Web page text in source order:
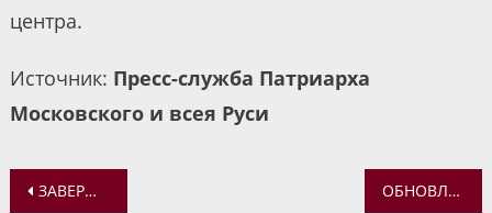
центра.
Источник: Пресс-служба Патриарха
Московского и всея Руси
Навигация
ЗАВЕРШИЛИСЬ КУРСЫ ПОВЫШЕНИЯ КВАЛИФИКАЦИИ ДЛЯ ПРЕПОДАВАТЕЛЕЙ ПРОГРАММ ПОДГОТОВКИ РЕГЕНТОВ ОБНОВЛЕНИЕ ЭКСПОЗИЦИИ МУЗЕЯ КАЗАНСКОГО МОНАСТЫРЯ